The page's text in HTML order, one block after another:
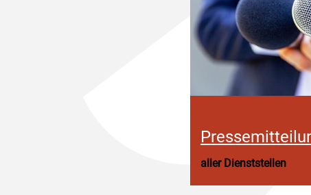
aller Dienststellen